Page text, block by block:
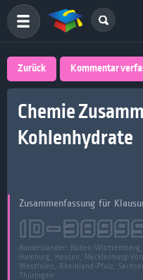
Zurück Kommentar
Chemie
Kohlenhydrate
Zusammenfassung für
ID-
Bundesländer: Baden-
Hamburg, Hessen, Mecklenburg-
Westfalen, Rheinland-Pfalz,
Thüringen